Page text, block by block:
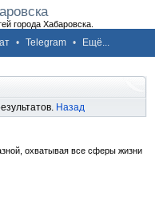
города Хабаровска.
• Telegram • Ещё...
Назад
охватывая все сферы жизни